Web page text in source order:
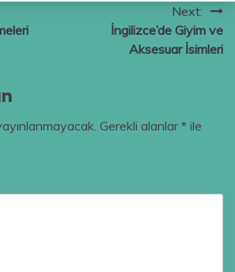
Next:
İngilizce’de Giyim ve
Aksesuar İsimleri
Gerekli alanlar* ile